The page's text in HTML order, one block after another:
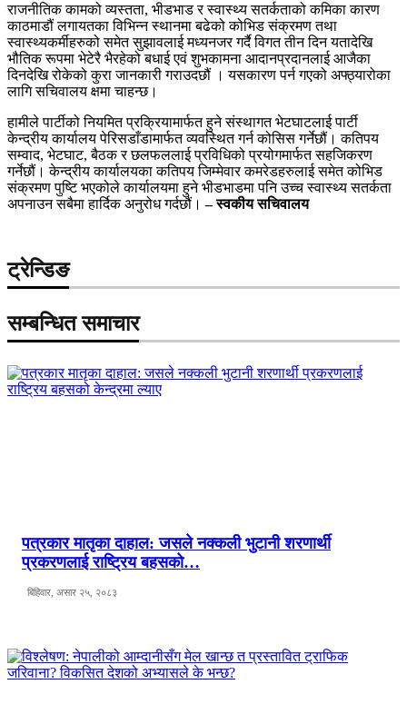
राजनीतिक कामको व्यस्तता, भीडभाड र स्वास्थ्य सतर्कताको कमिका कारण
काठमाडौं लगायतका विभिन्न स्थानमा बढेको कोभिड संक्रमण तथा
स्वास्थ्यकर्मीहरुको समेत सुझावलाई मध्यनजर गर्दै विगत तीन दिन यतादेखि
भौतिक रूपमा भेटेरै भैरहेको बधाई एवं शुभकामना आदानप्रदानलाई आजैका
दिनदेखि रोकेको कुरा जानकारी गराउदछौं । यसकारण पर्न गएको अफ्ठ्यारोका
लागि सचिवालय क्षमा चाहन्छ।
हामीले पार्टीको नियमित प्रक्रियामार्फत हुने संस्थागत भेटघाटलाई पार्टी
केन्द्रीय कार्यालय पेरिसडाँडामार्फत व्यवस्थित गर्न कोसिस गर्नेछौं। कतिपय
सम्वाद, भेटघाट, बैठक र छलफललाई प्रविधिको प्रयोगमार्फत सहजिकरण
गर्नेछौं। केन्द्रीय कार्यालयका कतिपय जिम्मेवार कमरेडहरुलाई समेत कोभिड
संक्रमण पुष्टि भएकोले कार्यालयमा हुने भीडभाडमा पनि उच्च स्वास्थ्य सतर्कता
अपनाउन सबैमा हार्दिक अनुरोध गर्दछौं।– स्वकीय सचिवालय
ट्रेन्डिङ
सम्बन्धित समाचार
पत्रकार मातृका दाहाल: जसले नक्कली भुटानी शरणार्थी
प्रकरणलाई राष्ट्रिय बहसको…
बिहिवार, असार २५, २०८३